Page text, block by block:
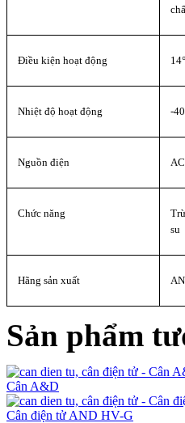
Điều kiện hoạt động
Nhiệt độ hoạt động -
Nguồn điện
Chức năng
su
Hãng sản xuất
Sản phẩm
Cân A&D
Cân điện tử AND HV-G